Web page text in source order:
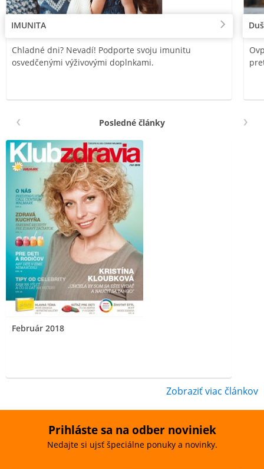
IMUNITA
Chladné dni? Nevadí! Podporte svoju imunitu
osvedčenými výživovými doplnkami.
Posledné články
Február 2018
Zobraziť viac článkov
Prihláste sa na odber noviniek
Nedajte si ujsť špeciálne ponuky a novinky.